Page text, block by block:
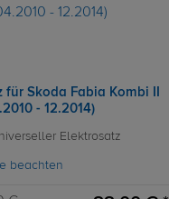
für Skoda Fabia Kombi II
- 12.2014)
Elektrosatz
beachten